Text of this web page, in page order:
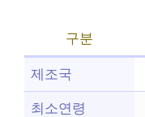
구분
제조국
최소연령